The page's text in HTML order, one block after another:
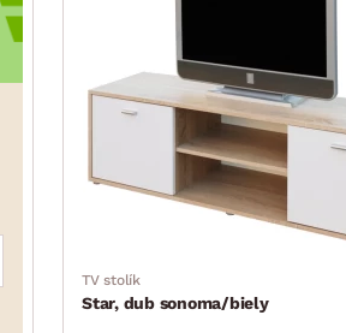
TV stolík
Star, dub sonoma/biely